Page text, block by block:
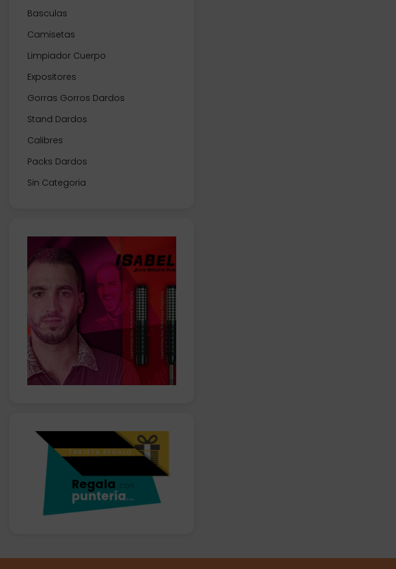
Basculas
Camisetas
Limpiador Cuerpo
Expositores
Gorras Gorros Dardos
Stand Dardos
Calibres
Packs Dardos
Sin Categoria